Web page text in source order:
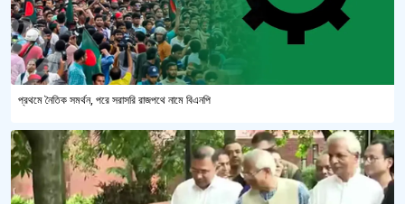
প্রথমে নৈতিক সমর্থন, পরে সরাসরি রাজপথে নামে বিএনপি